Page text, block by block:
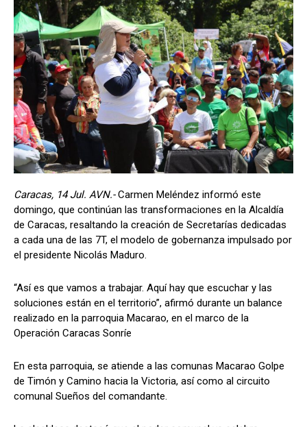
Caracas, 14 Jul. AVN.-Carmen Meléndez informó este
domingo, que continúan las transformaciones en la Alcaldía
de Caracas, resaltando la creación de Secretarías dedicadas
a cada una de las 7T, el modelo de gobernanza impulsado por
el presidente Nicolás Maduro.
“Así es que vamos a trabajar. Aquí hay que escuchar y las
soluciones están en el territorio”, afirmó durante un balance
realizado en la parroquia Macarao, en el marco de la
Operación Caracas Sonríe
En esta parroquia, se atiende a las comunas Macarao Golpe
de Timón y Camino hacia la Victoria, así como al circuito
comunal Sueños del comandante.